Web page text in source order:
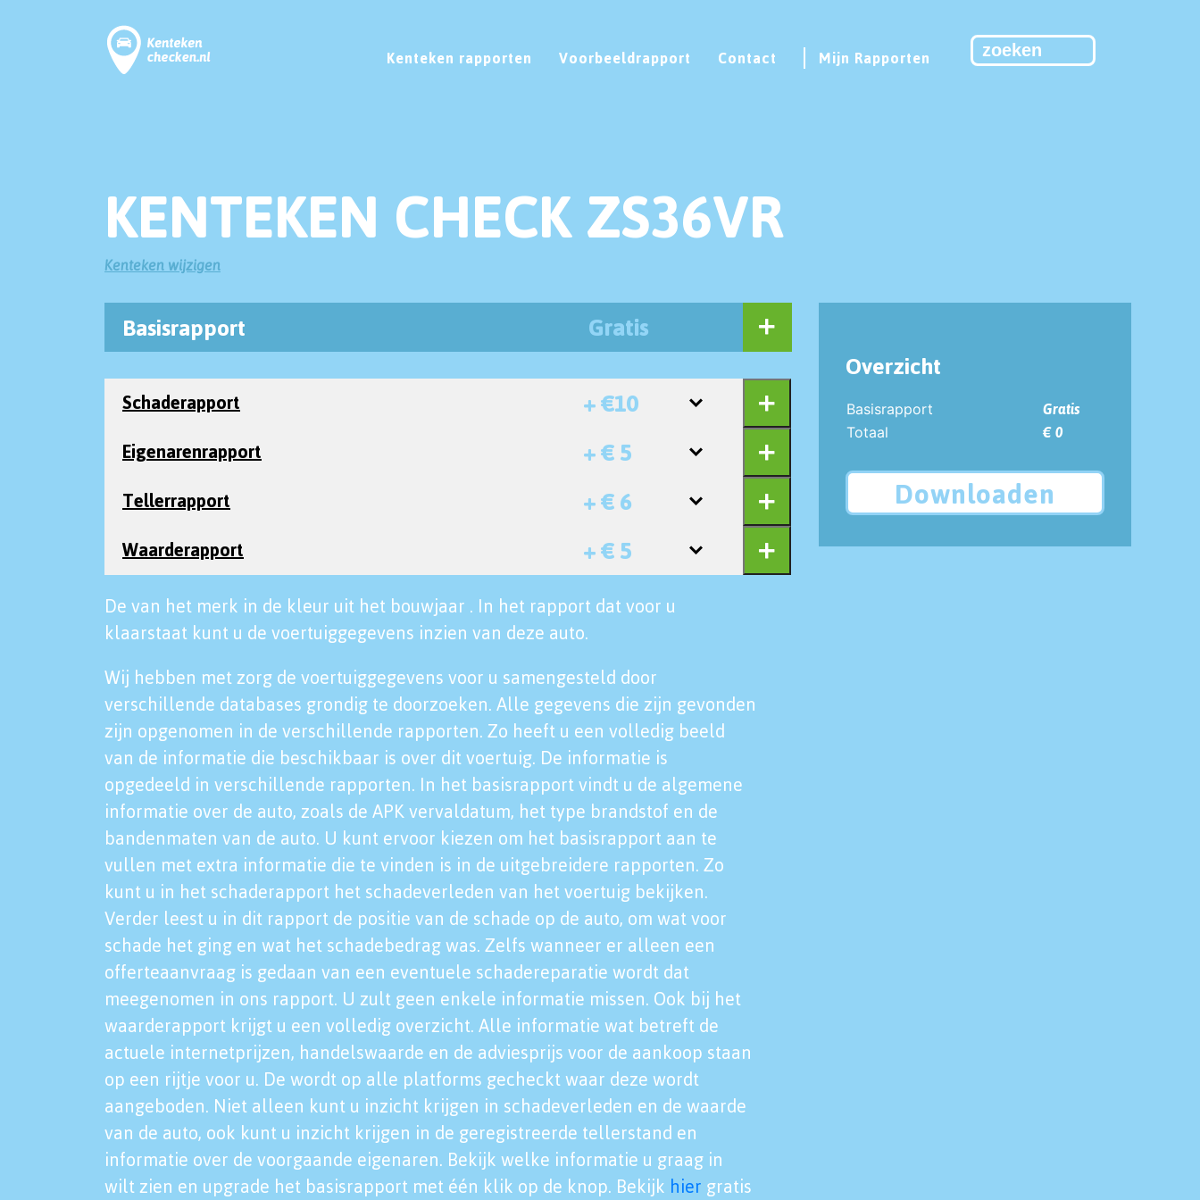
Kenteken rapporten Voorbeeldrapport Contact Mijn Rapporten
KENTEKEN CHECK ZS36VR
Kenteken wijzigen
Basisrapport Gratis
Schaderapport + €10
Eigenarenrapport + € 5
Tellerrapport + € 6
Waarderapport + € 5
De van het merk in de kleur uit het bouwjaar . In het rapport dat voor u
klaarstaat kunt u de voertuiggegevens inzien van deze auto.
Wij hebben met zorg de voertuiggegevens voor u samengesteld door
verschillende databases grondig te doorzoeken. Alle gegevens die zijn gevonden
zijn opgenomen in de verschillende rapporten. Zo heeft u een volledig beeld
van de informatie die beschikbaar is over dit voertuig. De informatie is
opgedeeld in verschillende rapporten. In het basisrapport vindt u de algemene
informatie over de auto, zoals de APK vervaldatum, het type brandstof en de
bandenmaten van de auto. U kunt ervoor kiezen om het basisrapport aan te
vullen met extra informatie die te vinden is in de uitgebreidere rapporten. Zo
kunt u in het schaderapport het schadeverleden van het voertuig bekijken.
Verder leest u in dit rapport de positie van de schade op de auto, om wat voor
schade het ging en wat het schadebedrag was. Zelfs wanneer er alleen een
offerteaanvraag is gedaan van een eventuele schadereparatie wordt dat
meegenomen in ons rapport. U zult geen enkele informatie missen. Ook bij het
waarderapport krijgt u een volledig overzicht. Alle informatie wat betreft de
actuele internetprijzen, handelswaarde en de adviesprijs voor de aankoop staan
op een rijtje voor u. De wordt op alle platforms gecheckt waar deze wordt
aangeboden. Niet alleen kunt u inzicht krijgen in schadeverleden en de waarde
van de auto, ook kunt u inzicht krijgen in de geregistreerde tellerstand en
informatie over de voorgaande eigenaren. Bekijk welke informatie u graag in
wilt zien en upgrade het basisrapport met één klik op de knop. Bekijk hier gratis
Overzicht
Basisrapport
Gratis
Totaal
€ 0
Downloaden